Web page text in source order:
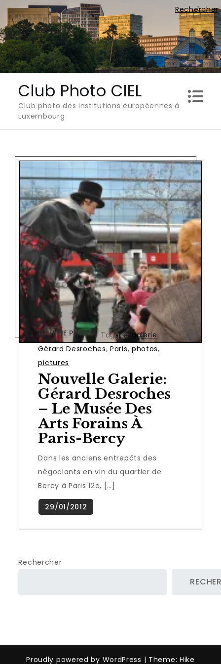
Rechercher
Skip
content
Club Photo CIEL
Club photo des institutions européennes à
Luxembourg
GALERIE PHOTO Tagged galerie,
Gérard Desroches,Paris, photos,
pictures
Nouvelle Galerie:
Gérard Desroches
– Le Musée Des
Arts Forains À
Paris-Bercy
Dans les anciens entrepôts des
négociants en vin du quartier de
Bercy à Paris 12e, […]
Rechercher
Proudly powered by WordPress | Theme: Hike